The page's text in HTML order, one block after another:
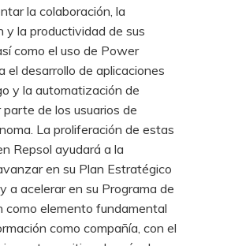
la colaboración, la
y la productividad de sus
como el uso de Power
el desarrollo de aplicaciones
y la automatización de
de los usuarios de
La proliferación de estas
Repsol ayudará a la
en su Plan Estratégico
acelerar en su Programa de
como elemento fundamental
como compañía, con el